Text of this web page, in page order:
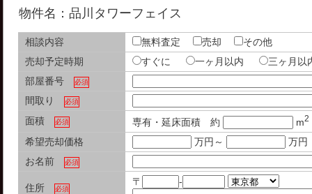
物件名：品川タワーフェイス
相談内容 無料査定 売却
その他
売却予定時期
すぐに 一ヶ月以内
三ヶ月
部屋番号
必須
間取り 必須
面積 必須 専有・延床面積 約 m2
希望売却価格 万円～
万円
お名前
必須
住所 必須
〒 -